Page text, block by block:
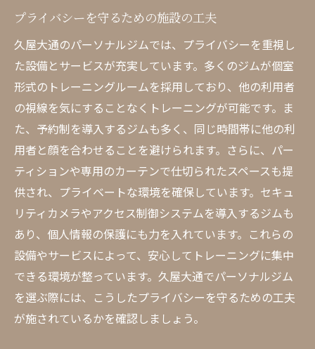
する専門知識
解剖学に基づいたトレーニング指導
最新のフィットネス理論の応用
リハビリテーションと予防医学の知識
メンタルトレーニングとその効果
各種フィットネス資格とその重要性
個別指導とグループセッションの違い
久屋大通のパーソナルジムでカスタマイズされ
たトレーニングプラン
オーダーメイドプランの作成方法
目標に応じたトレーニングメニュー
柔軟なスケジュール調整
定期的なプランの見直しと改善
パーソナルトレーナーとの共同作業
プライバシーを守るための施設の工夫
久屋大通のパーソナルジムでは、プライバシーを重視し
た設備とサービスが充実しています。多くのジムが個室
形式のトレーニングルームを採用しており、他の利用者
の視線を気にすることなくトレーニングが可能です。ま
た、予約制を導入するジムも多く、同じ時間帯に他の利
用者と顔を合わせることを避けられます。さらに、パー
ティションや専用のカーテンで仕切られたスペースも提
供され、プライベートな環境を確保しています。セキュ
リティカメラやアクセス制御システムを導入するジムも
あり、個人情報の保護にも力を入れています。これらの
設備やサービスによって、安心してトレーニングに集中
できる環境が整っています。久屋大通でパーソナルジム
を選ぶ際には、こうしたプライバシーを守るための工夫
が施されているかを確認しましょう。